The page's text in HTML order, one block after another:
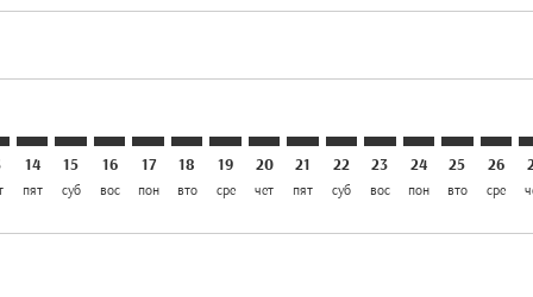
14
пят
15
суб
16
вос
17
пон
18
вто
19
сре
20
чет
21
пят
22
суб
23
вос
24
пон
25
вто
26
сре